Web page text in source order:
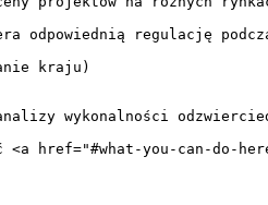
odpowiednią regulację
kraju)
wykonalności
href="#what-you-can-do-